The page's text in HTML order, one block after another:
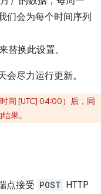
们会为每个时间序列
替换此设置。
尽力运行更新。
间 [UTC] 04:00）后，同
果。
点接受 POST HTTP